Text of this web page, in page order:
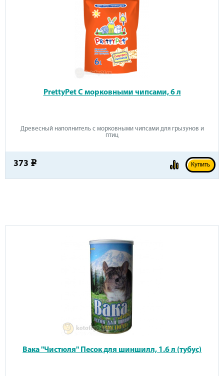
PrettyPet С морковными чипсами, 6 л
Древесный наполнитель с морковными чипсами для грызунов и
птиц
373 e Купить
Вака "Чистюля" Песок для шиншилл, 1.6 л (тубус)